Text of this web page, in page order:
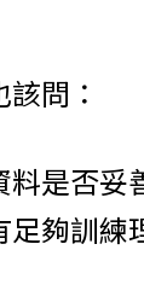
問：
是否妥
夠訓練